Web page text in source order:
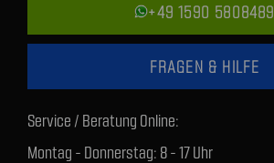
+49 1590 5808489
FRAGEN & HILFE
Service / Beratung Online:
Montag - Donnerstag: 8 - 17 Uhr